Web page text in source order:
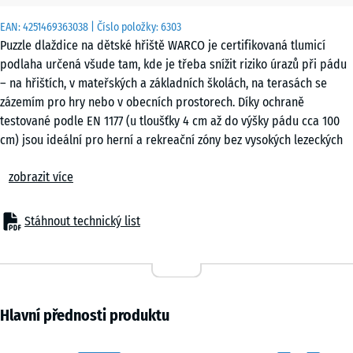
EAN:4251469363038 | Číslo položky:6303
Puzzle dlaždice na dětské hřiště WARCO je certifikovaná tlumicí
podlaha určená všude tam, kde je třeba snížit riziko úrazů při pádu
– na hřištích, v mateřských a základních školách, na terasách se
zázemím pro hry nebo v obecních prostorech. Díky ochraně
testované podle EN 1177 (u tloušťky 4 cm až do výšky pádu cca 100
cm) jsou ideální pro herní a rekreační zóny bez vysokých lezeckých
nebo ve fitness zónách představují puzzle dlaždice osvědčenou
Typické použití
– Herní plochy pro malé děti, balanční a pohybové zóny
– Terasy s herními prvky nebo odpočinkové plochy
– Domovy seniorů, rehabilitační a terapeutická zařízení
Materiál & konstrukce
zobrazit více
Stáhnout technický list
cm
|
0,25
m²
50
50
cm
- 151,00 Kč
Hlavní přednosti produktu